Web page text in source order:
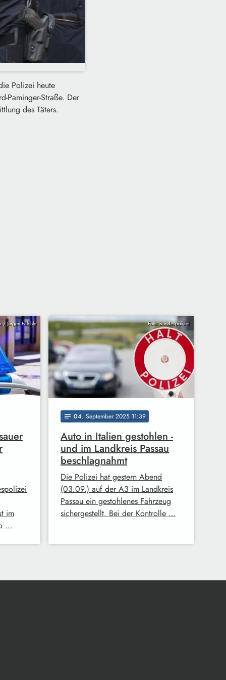
Polizei heute
Paminger-Straße. Der
des Täters.
/ Jürgen Fälchle
im
…
Foto: Bundespolizei
notes 04. September 2025 11:39
Auto in Italien gestohlen -
und im Landkreis Passau
beschlagnahmt
Die Polizei hat gestern Abend
(03.09.) auf der A3 im Landkreis
Passau ein gestohlenes Fahrzeug
sichergestellt. Bei der Kontrolle …